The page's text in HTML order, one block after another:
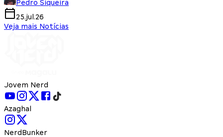
Pedro Siqueira
25.jul.26
Veja mais Notícias
Jovem Nerd
Azaghal
NerdBunker